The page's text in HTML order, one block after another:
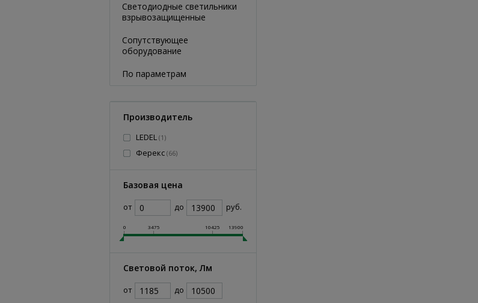
Светодиодные светильники
взрывозащищенные
Сопутствующее
оборудование
По параметрам
Производитель
LEDEL (1 )
Ферекс (66)
Базовая цена
от до руб.
0 3475 10425 13900
Световой поток, Лм
от до